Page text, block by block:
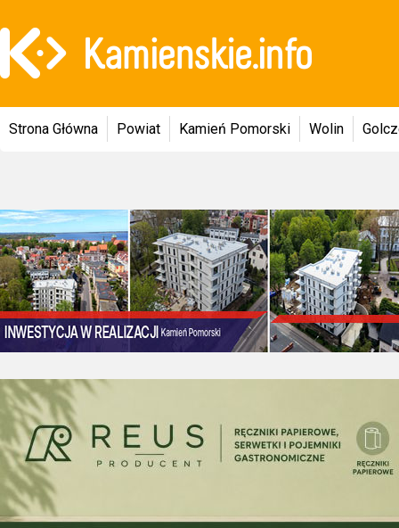
Strona Główna Powiat Kamień Pomorski Wolin